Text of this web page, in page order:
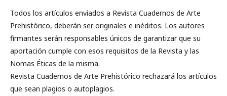
Todos los artículos enviados a Revista Cuadernos de Arte
Prehistórico, deberán ser originales e inéditos. Los autores
firmantes serán responsables únicos de garantizar que su
aportación cumple con esos requisitos de la Revista y las
Nomas Éticas de la misma.
Revista Cuadernos de Arte Prehistórico rechazará los artículos
que sean plagios o autoplagios.